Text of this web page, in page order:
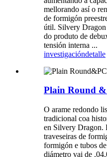
mellorando así o
de formigón
útil. Silvery Dragon
do produto de
tensión interna ...
investigacióndetalle
Plain Round
O arame redondo
tradicional coa
en Silvery Dragon.
traveseiras de
formigón e tubos
diámetro vai de